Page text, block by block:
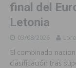
final del
Letonia
03/08/2026
El combinado
clasificación tras